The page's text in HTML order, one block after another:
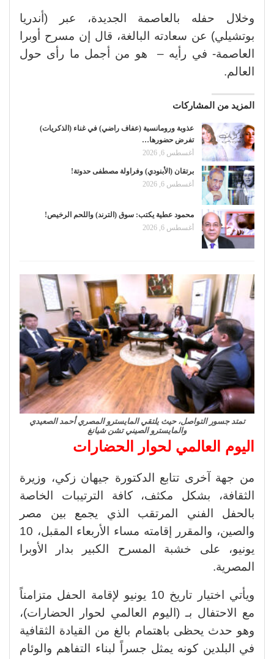
وخلال حفله بالعاصمة الجديدة، عبر (أندريا
بوتشيلي) عن سعادته البالغة، قال إن مسرح أوبرا
العاصمة- في رأيه – هو من أجمل ما رأى حول
العالم.
المزيد من المشاركات
عذوبة ورومانسية (عفاف راضي) في غناء (الذكريات)
تفرض حضورها…
أغسطس 6, 2026
برتقان (الأبنودي) وفراولة مصطفى حدوتة!
أغسطس 6, 2026
محمود عطية يكتب: سوق (الترند) واللحم الرخيص!
أغسطس 6, 2026
تمتد جسور التواصل، حيث يلتقي المايسترو المصري أحمد الصعيدي
والمايسترو الصيني تشن شيانغ
اليوم العالمي لحوار الحضارات
من جهة آخرى تتابع الدكتورة جيهان زكي، وزيرة
الثقافة، بشكل مكثف، كافة الترتيبات الخاصة
بالحفل الفني المرتقب الذي يجمع بين مصر
والصين، والمقرر إقامته مساء الأربعاء المقبل، 10
يونيو، على خشبة المسرح الكبير بدار الأوبرا
المصرية.
ويأتي اختيار تاريخ 10 يونيو لإقامة الحفل متزامناً
مع الاحتفال بـ (اليوم العالمي لحوار الحضارات)،
وهو حدث يحظى باهتمام بالغ من القيادة الثقافية
في البلدين كونه يمثل جسراً لبناء التفاهم والوئام